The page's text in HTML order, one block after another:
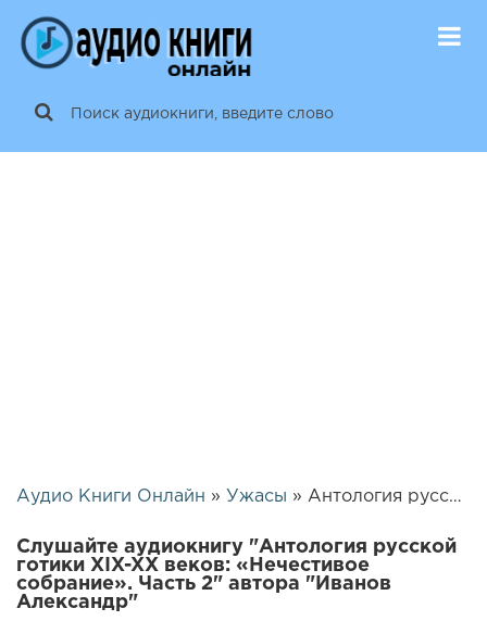
Аудио Книги Онлайн » Ужасы » Антология русской готики XIX-XX веков: «Нечестивое собрание». Часть 2 | 12545
Слушайте аудиокнигу "Антология русской
готики XIX-XX веков: «Нечестивое
собрание». Часть 2" автора "Иванов
Александр"